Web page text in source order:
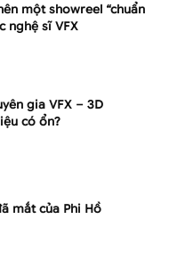
một showreel “chuẩn
nghệ sĩ VFX
gia VFX – 3D
có ổn?
mắt của Phi Hồ